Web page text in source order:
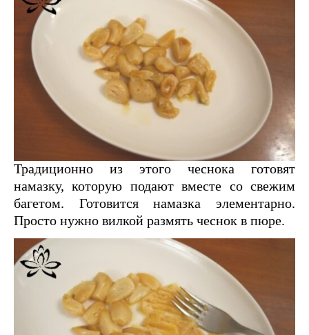
Традиционно из этого чеснока готовят
намазку, которую подают вместе со свежим
багетом. Готовится намазка элементарно.
Просто нужно вилкой размять чеснок в пюре.